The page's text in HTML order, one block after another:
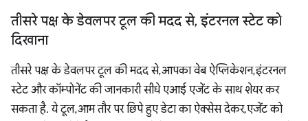
तीसरे पक्ष के डेवलपर टूल की मदद से, इंटरनल स्टेट को
दिखाना
तीसरे पक्ष के डेवलपर टूल की मदद से, आपका वेब ऐप्लिकेशन, इंटरनल
स्टेट और कॉम्पोनेंट की जानकारी सीधे एआई एजेंट के साथ शेयर कर
सकता है. ये टूल, आम तौर पर छिपे हुए डेटा का ऐक्सेस देकर, एजेंट को